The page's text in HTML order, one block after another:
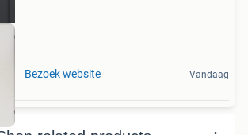
Bezoek website Vandaag